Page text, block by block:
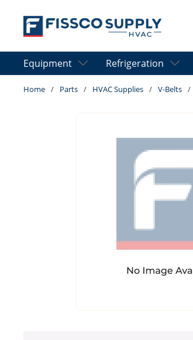
Skip to main content
Equipment Refrigeration
Home / Parts / HVAC Supplies / V-Belts /